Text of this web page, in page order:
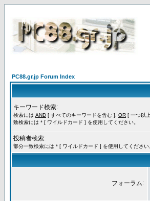
PC88.gr.jp Forum Index
キーワード検索:
検索には AND [ すべてのキーワードを含む ], OR [ 一つ以
致検索には * [ ワイルドカード ] を使用してください。
投稿者検索:
部分一致検索には * [ ワイルドカード ] を使用してください
フォーラム: